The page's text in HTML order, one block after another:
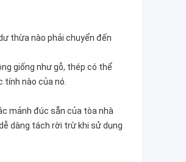
thừa nào phải chuyển đến
giống như gỗ, thép có thể
tính nào của nó.
mảnh đúc sẵn của tòa nhà
dàng tách rời trừ khi sử dụng